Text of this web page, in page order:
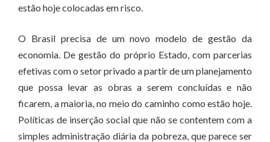
estão hoje colocadas em risco.
O Brasil precisa de um novo modelo de gestão da
economia. De gestão do próprio Estado, com parcerias
efetivas com o setor privado a partir de um planejamento
que possa levar as obras a serem concluídas e não
ficarem, a maioria, no meio do caminho como estão hoje.
Políticas de inserção social que não se contentem com a
simples administração diária da pobreza, que parece ser